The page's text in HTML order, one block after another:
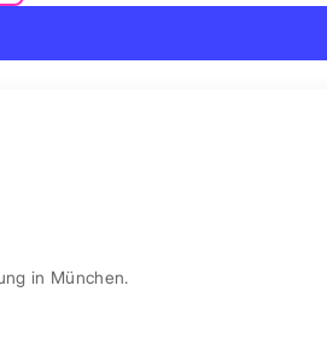
in München.